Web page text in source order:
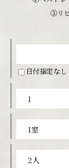
③リ
日付指定なし